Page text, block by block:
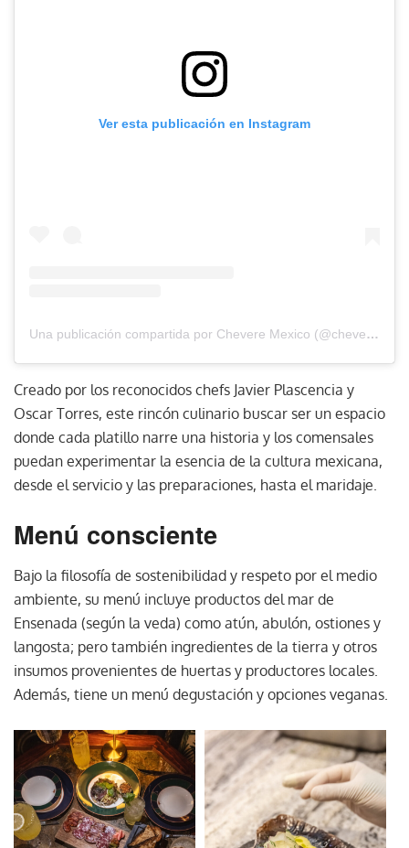
Ver esta publicación en Instagram
Una publicación compartida por Chevere Mexico (@chevere.restaurante)
Creado por los reconocidos chefs Javier Plascencia y
Oscar Torres, este rincón culinario buscar ser un espacio
donde cada platillo narre una historia y los comensales
puedan experimentar la esencia de la cultura mexicana,
desde el servicio y las preparaciones, hasta el maridaje.
Menú consciente
Bajo la filosofía de sostenibilidad y respeto por el medio
ambiente, su menú incluye productos del mar de
Ensenada (según la veda) como atún, abulón, ostiones y
langosta; pero también ingredientes de la tierra y otros
insumos provenientes de huertas y productores locales.
Además, tiene un menú degustación y opciones veganas.